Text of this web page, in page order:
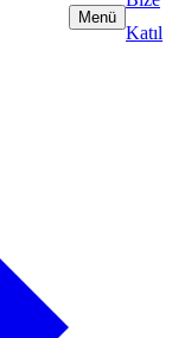
Menü
Katıl